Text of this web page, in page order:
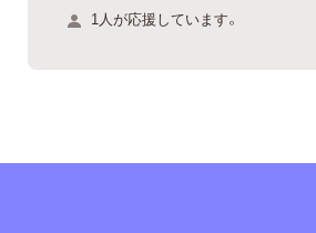
1人が応援しています。